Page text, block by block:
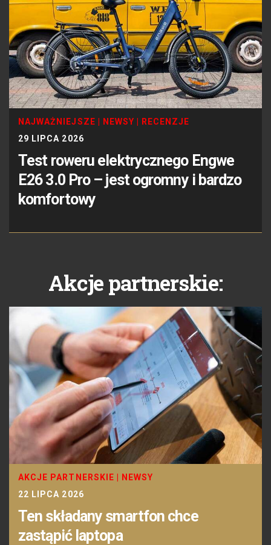
NAJWAŻNIEJSZE NEWSY
RECENZJE
29 LIPCA 2026
Test roweru elektrycznego Engwe
E26 3.0 Pro – jest ogromny i bardzo
komfortowy
Akcje partnerskie:
AKCJE PARTNERSKIE
NEWSY
22 LIPCA 2026
Ten składany smartfon chce
zastąpić laptopa